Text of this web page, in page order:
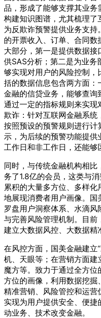
品，形成了能够支撑其业
构建知识图谱，尤其梳理了
为反欺诈预警提供业务支
的开票收入、订单、合同
大部分，第一是提供数据
供SAS分析；第二是为业
够实现对用户的风险控制
括的数据信息包含两方面
金融的信贷业务，能够查询
通过一定的指标规则来实现
欺诈：针对互联网金融系
按照预设的预警规则进行
示，为后续的预警功能提
工作日和非工作日，还能够
同时，与传统金融机构相
务了1.8亿的会员，这类与
累积的大量多方位、多样
地展现消费者用户画像。
罗盘用户洞察体系、水滴
与完善风险管理机制。目
建立大数据风控、大数据精
在风控方面，国美金融建立
机、天眼等；在营销方面建
魔方等。致力于通过全方
方位的画像，利用数据挖
精准营销、风险管控和运
实现为用户提供安全、便
动业务、技术改变金融。